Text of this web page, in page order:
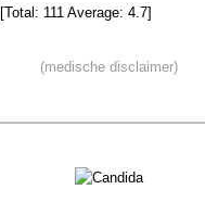
[Total: 111 Average: 4.7]
(medische disclaimer)